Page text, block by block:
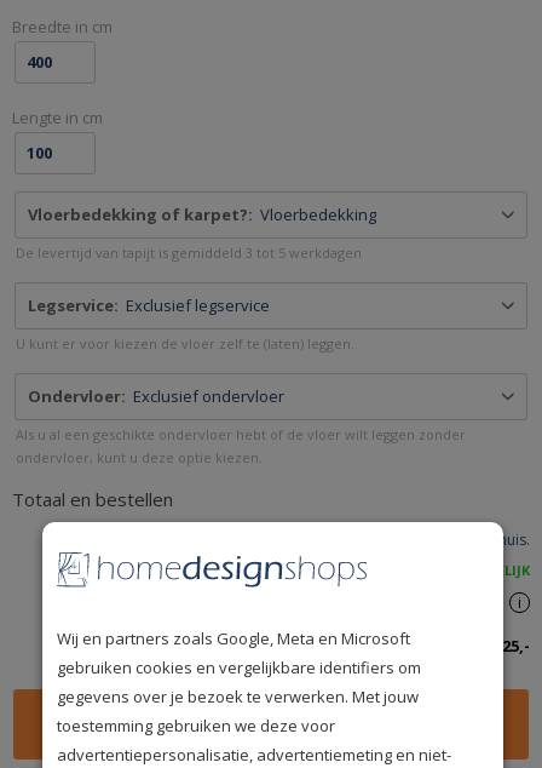
-
BRUSH.NL
Breedte in cm
Lengte in cm
Vloerbedekking of karpet?: Vloerbedekking
De levertijd van tapijt is gemiddeld 3 tot 5 werkdagen
Legservice: Exclusief legservice
U kunt er voor kiezen de vloer zelf te (laten) leggen.
Ondervloer: Exclusief ondervloer
Als u al een geschikte ondervloer hebt of de vloer wilt leggen zonder
ondervloer, kunt u deze optie kiezen.
Totaal en bestellen
in huis.
ACHTERAF BETALEN IS MOGELIJK
i
Totaalbedrag inclusief btw: 325,-
Wij en partners zoals Google, Meta en Microsoft
gebruiken cookies en vergelijkbare identifiers om
gegevens over je bezoek te verwerken. Met jouw
toestemming gebruiken we deze voor
advertentiepersonalisatie, advertentiemeting en niet-